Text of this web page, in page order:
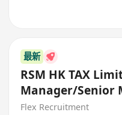
最新
RSM HK TAX
Manager/Senior
& Advisory
Flex Recruitment